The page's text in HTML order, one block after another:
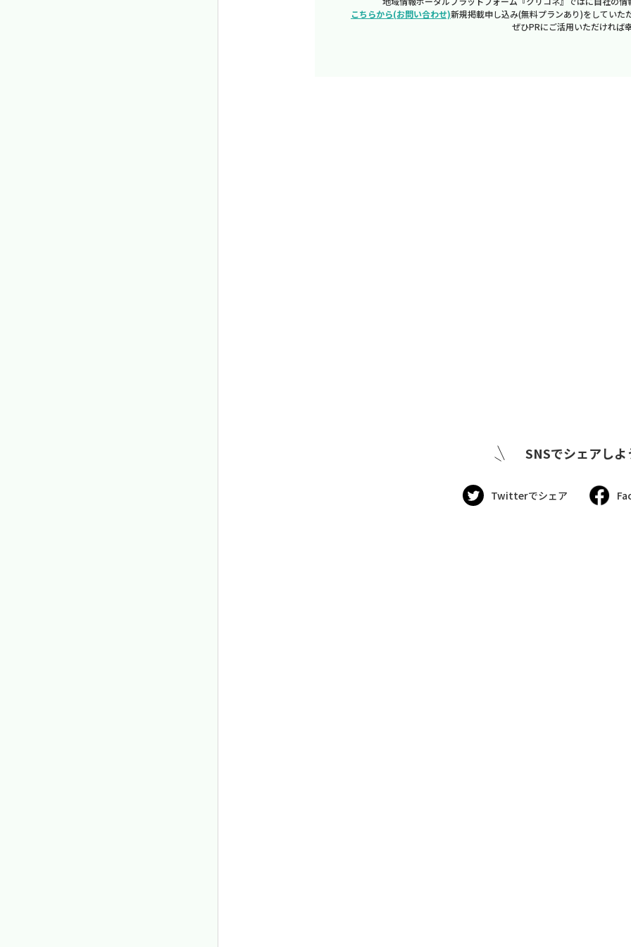
こちらから(お問い合わせ)新規掲載申し込み(無料プランあり)をしていた
ぜひPRにご活用いただければ幸
SNSでシェアしよ
Twitterでシェア